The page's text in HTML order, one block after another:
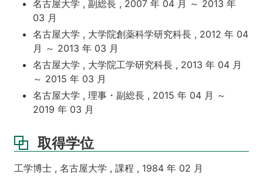
名古屋大学 , 副総長 , 2007 年 04 月 ～ 2013 年
03 月
名古屋大学 , 大学院創薬科学研究科長 , 2012 年 04
月 ～ 2013 年 03 月
名古屋大学 , 大学院工学研究科長 , 2013 年 04 月
～ 2015 年 03 月
名古屋大学 , 理事・副総長 , 2015 年 04 月 ～
2019 年 03 月
取得学位
工学博士 , 名古屋大学 , 課程 , 1984 年 02 月